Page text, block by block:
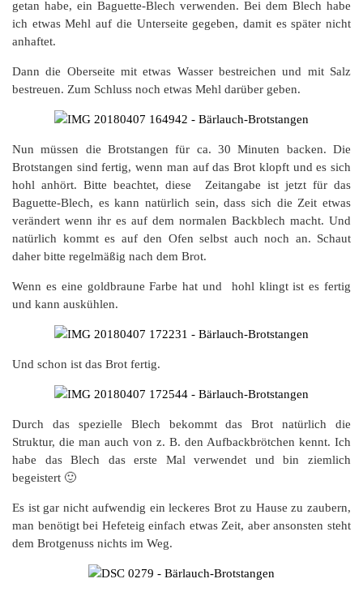
getan habe, ein Baguette-Blech verwenden. Bei dem Blech habe
ich etwas Mehl auf die Unterseite gegeben, damit es später nicht
anhaftet.
Dann die Oberseite mit etwas Wasser bestreichen und mit Salz
bestreuen. Zum Schluss noch etwas Mehl darüber geben.
Nun müssen die Brotstangen für ca. 30 Minuten backen. Die
Brotstangen sind fertig, wenn man auf das Brot klopft und es sich
hohl anhört. Bitte beachtet, diese Zeitangabe ist jetzt für das
Baguette-Blech, es kann natürlich sein, dass sich die Zeit etwas
verändert wenn ihr es auf dem normalen Backblech macht. Und
natürlich kommt es auf den Ofen selbst auch noch an. Schaut
daher bitte regelmäßig nach dem Brot.
Wenn es eine goldbraune Farbe hat und hohl klingt ist es fertig
und kann auskühlen.
Und schon ist das Brot fertig.
Durch das spezielle Blech bekommt das Brot natürlich die
Struktur, die man auch von z. B. den Aufbackbrötchen kennt. Ich
habe das Blech das erste Mal verwendet und bin ziemlich
begeistert 🙂
Es ist gar nicht aufwendig ein leckeres Brot zu Hause zu zaubern,
man benötigt bei Hefeteig einfach etwas Zeit, aber ansonsten steht
dem Brotgenuss nichts im Weg.